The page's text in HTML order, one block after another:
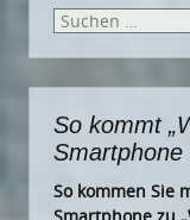
Suchen
So kommt
Smartphone
So kommen Sie
Smartphone zu